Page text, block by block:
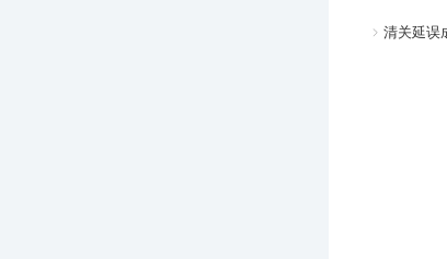
清关延误